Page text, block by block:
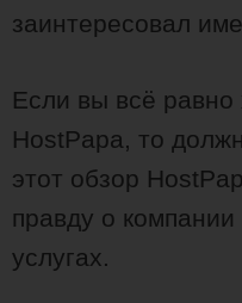
заинтересовал
Если вы всё равно
HostPapa, то
этот обзор
правду о
услугах.